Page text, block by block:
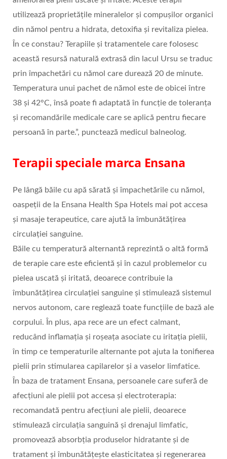
utilizează proprietățile mineralelor și compușilor organici
din nămol pentru a hidrata, detoxifia și revitaliza pielea.
În ce constau? Terapiile și tratamentele care folosesc
această resursă naturală extrasă din lacul Ursu se traduc
prin împachetări cu nămol care durează 20 de minute.
Temperatura unui pachet de nămol este de obicei între
38 și 42°C, însă poate fi adaptată în funcție de toleranța
și recomandările medicale care se aplică pentru fiecare
persoană în parte.”, punctează medicul balneolog.
Terapii speciale marca Ensana
Pe lângă băile cu apă sărată și împachetările cu nămol,
oaspeții de la Ensana Health Spa Hotels mai pot accesa
și masaje terapeutice, care ajută la îmbunătățirea
circulației sanguine.
Băile cu temperatură alternantă reprezintă o altă formă
de terapie care este eficientă și în cazul problemelor cu
pielea uscată și iritată, deoarece contribuie la
îmbunătățirea circulației sanguine și stimulează sistemul
nervos autonom, care reglează toate funcțiile de bază ale
corpului. În plus, apa rece are un efect calmant,
reducând inflamația și roșeața asociate cu iritația pielii,
în timp ce temperaturile alternante pot ajuta la tonifierea
pielii prin stimularea capilarelor și a vaselor limfatice.
În baza de tratament Ensana, persoanele care suferă de
afecțiuni ale pielii pot accesa și electroterapia:
recomandată pentru afecțiuni ale pielii, deoarece
stimulează circulația sanguină și drenajul limfatic,
promovează absorbția produselor hidratante și de
tratament și îmbunătățește elasticitatea și regenerarea